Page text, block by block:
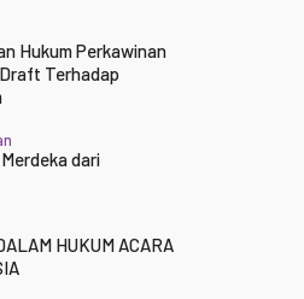
Hukum Perkawinan
Terhadap
dari
HUKUM ACARA